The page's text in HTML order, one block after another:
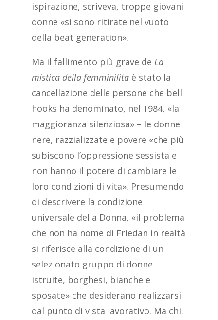
ispirazione, scriveva, troppe giovani
donne «si sono ritirate nel vuoto
della beat generation».
Ma il fallimento più grave de La
mistica della femminilità è stato la
cancellazione delle persone che bell
hooks ha denominato, nel 1984, «la
maggioranza silenziosa» – le donne
nere, razzializzate e povere «che più
subiscono l’oppressione sessista e
non hanno il potere di cambiare le
loro condizioni di vita». Presumendo
di descrivere la condizione
universale della Donna, «il problema
che non ha nome di Friedan in realtà
si riferisce alla condizione di un
selezionato gruppo di donne
istruite, borghesi, bianche e
sposate» che desiderano realizzarsi
dal punto di vista lavorativo. Ma chi,